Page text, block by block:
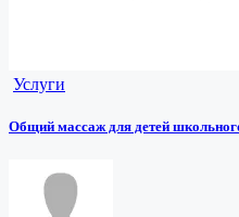
Услуги
Общий массаж для детей